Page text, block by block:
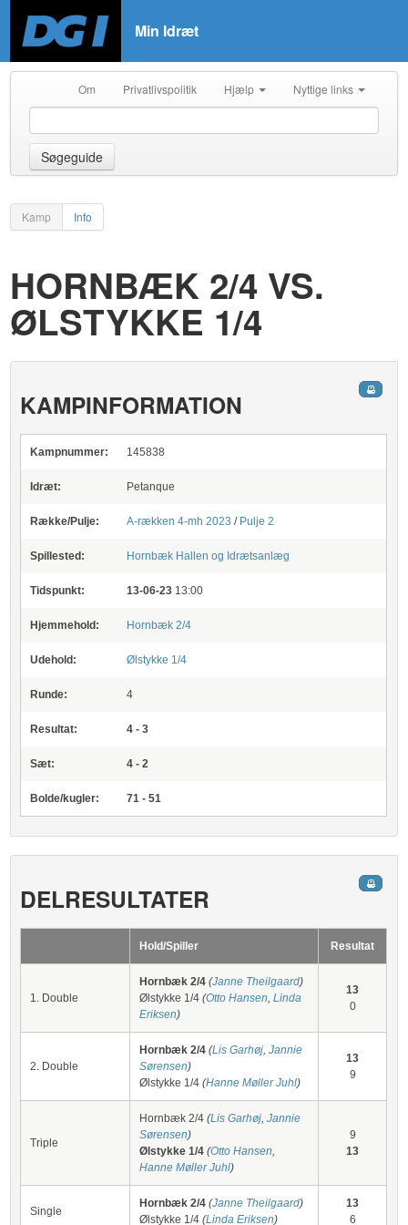
Min Idræt
Om Privatlivspolitik Hjælp Nyttige links
Søgeguide
Kamp Info
HORNBÆK 2/4 VS.
ØLSTYKKE 1/4
KAMPINFORMATION
Kampnummer: 145838
Idræt: Petanque
Række/Pulje: A-rækken 4-mh 2023 / Pulje 2
Spillested: Hornbæk Hallen og Idrætsanlæg
Tidspunkt: 13-06-23 13:00
Hjemmehold: Hornbæk 2/4
Udehold: Ølstykke 1/4
Runde: 4
Resultat: 4 - 3
Sæt: 4 - 2
Bolde/kugler: 71 - 51
DELRESULTATER
Hold/Spiller Resultat
1. Double
Hornbæk 2/4(Janne Theilgaard)
Ølstykke 1/4(Otto Hansen,Linda
Eriksen)
13
0
2. Double
Hornbæk 2/4(Lis Garhøj,Jannie
Sørensen)
Ølstykke 1/4(Hanne Møller Juhl)
13
9
Triple
Hornbæk 2/4(Lis Garhøj,Jannie
Sørensen)
Ølstykke 1/4(Otto Hansen,
Hanne Møller Juhl)
9
13
Single
Hornbæk 2/4(Janne Theilgaard)
Ølstykke 1/4(Linda Eriksen)
13
6